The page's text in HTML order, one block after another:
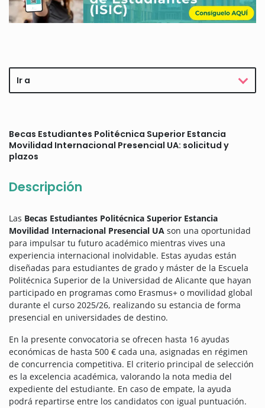
Ir a
Becas Estudiantes Politécnica Superior Estancia
Movilidad Internacional Presencial UA: solicitud y
plazos
Descripción
Las Becas Estudiantes Politécnica Superior Estancia
Movilidad Internacional Presencial UA son una oportunidad
para impulsar tu futuro académico mientras vives una
experiencia internacional inolvidable. Estas ayudas están
diseñadas para estudiantes de grado y máster de la Escuela
Politécnica Superior de la Universidad de Alicante que hayan
participado en programas como Erasmus+ o movilidad global
durante el curso 2025/26, realizando su estancia de forma
presencial en universidades de destino.
En la presente convocatoria se ofrecen hasta 16 ayudas
económicas de hasta 500 € cada una, asignadas en régimen
de concurrencia competitiva. El criterio principal de selección
es la excelencia académica, valorando la nota media del
expediente del estudiante. En caso de empate, la ayuda
podrá repartirse entre los candidatos con igual puntuación.